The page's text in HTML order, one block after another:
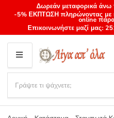
Δωρεάν μεταφορικά άνω
-5% ΕΚΠΤΩΣΗ πληρώνοντας με
online
Επικοινωνήστε μαζί μας:
M
E
N
U
Category
name
a
r